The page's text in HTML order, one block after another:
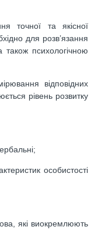
точної та якісної
для розв’язання
психологічною
відповідних
рівень розвитку
особистості
які виокремлюють